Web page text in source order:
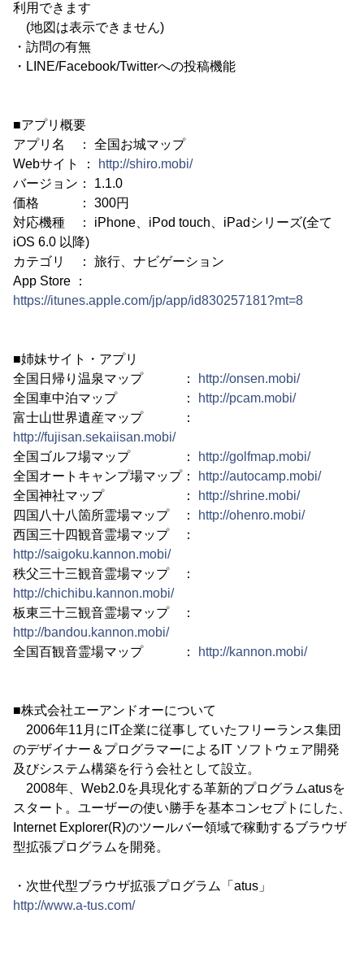
利用できます
(地図は表示できません)
・訪問の有無
・LINE/Facebook/Twitterへの投稿機能
■アプリ概要
アプリ名 ： 全国お城マップ
Webサイト ：
http://shiro.mobi/
バージョン： 1.1.0
価格 ： 300円
対応機種 ： iPhone、iPod touch、iPadシリーズ(全て
iOS 6.0 以降)
カテゴリ ： 旅行、ナビゲーション
App Store ：
https://itunes.apple.com/jp/app/id830257181?mt=8
■姉妹サイト・アプリ
全国日帰り温泉マップ ：
http://onsen.mobi/
全国車中泊マップ ：
http://pcam.mobi/
富士山世界遺産マップ ：
http://fujisan.sekaiisan.mobi/
全国ゴルフ場マップ ：
http://golfmap.mobi/
全国オートキャンプ場マップ：
http://autocamp.mobi/
全国神社マップ ：
http://shrine.mobi/
四国八十八箇所霊場マップ ：
http://ohenro.mobi/
西国三十四観音霊場マップ ：
http://saigoku.kannon.mobi/
秩父三十三観音霊場マップ ：
http://chichibu.kannon.mobi/
板東三十三観音霊場マップ ：
http://bandou.kannon.mobi/
全国百観音霊場マップ ：
http://kannon.mobi/
■株式会社エーアンドオーについて
2006年11月にIT企業に従事していたフリーランス集団
のデザイナー＆プログラマーによるIT ソフトウェア開発
及びシステム構築を行う会社として設立。
2008年、Web2.0を具現化する革新的プログラムatusを
スタート。ユーザーの使い勝手を基本コンセプトにした、
Internet Explorer(R)のツールバー領域で稼動するブラウザ
型拡張プログラムを開発。
・次世代型ブラウザ拡張プログラム「atus」
http://www.a-tus.com/